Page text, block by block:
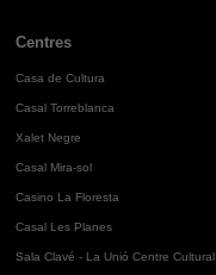
Centres
Casa de Cultura
Casal Torreblanca
Xalet Negre
Casal Mira-sol
Casino La Floresta
Casal Les Planes
Sala Clavé - La Unió Centre Cultural